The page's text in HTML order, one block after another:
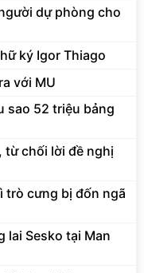
dự phòng cho
ký Igor Thiago
với MU
sao 52 triệu bảng
từ chối lời đề nghị
trò cưng bị đốn ngã
lai Sesko tại Man